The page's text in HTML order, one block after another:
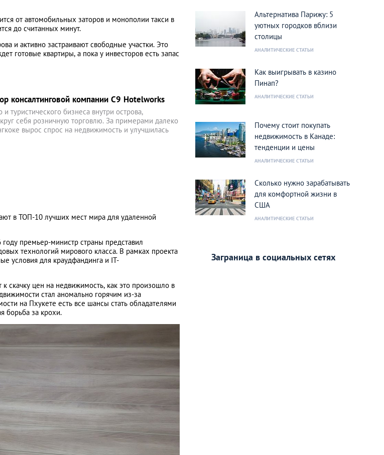
от автомобильных заторов и монополии такси в
до считанных минут.
и активно застраивают свободные участки. Это
готовые квартиры, а пока у инвесторов есть запас
консалтинговой компании C9 Hotelworks
туристического бизнеса внутри острова,
себя розничную торговлю. За примерами далеко
вырос спрос на недвижимость и улучшилась
в ТОП-10 лучших мест мира для удаленной
премьер-министр страны представил
технологий мирового класса. В рамках проекта
условия для краудфандинга и IT-
к скачку цен на недвижимость, как это произошло в
стал аномально горячим из-за
на Пхукете есть все шансы стать обладателями
борьба за крохи.
Альтернатива Парижу: 5
уютных городков вблизи
столицы
АНАЛИТИЧЕСКИЕ СТАТЬИ
Как выигрывать в казино
Пинап?
АНАЛИТИЧЕСКИЕ СТАТЬИ
Почему стоит покупать
недвижимость в Канаде:
тенденции и цены
АНАЛИТИЧЕСКИЕ СТАТЬИ
Сколько нужно зарабатывать
для комфортной жизни в
США
АНАЛИТИЧЕСКИЕ СТАТЬИ
Заграница в социальных сетях